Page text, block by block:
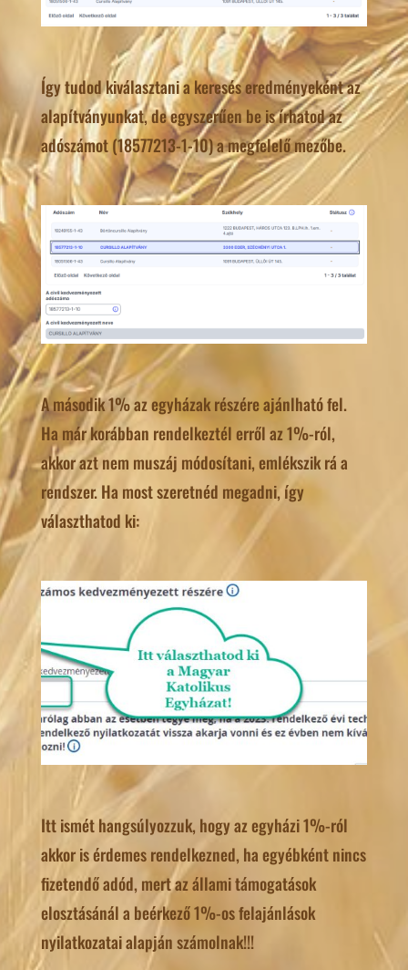
Így tudod kiválasztani a keresés eredményeként az
alapítványunkat, de egyszerűen be is írhatod az
adószámot (18577213-1-10) a megfelelő mezőbe.
A második 1% az egyházak részére ajánlható fel.
Ha már korábban rendelkeztél erről az 1%-ról,
akkor azt nem muszáj módosítani, emlékszik rá a
rendszer. Ha most szeretnéd megadni, így
választhatod ki:
Itt ismét hangsúlyozzuk, hogy az egyházi 1%-ról
akkor is érdemes rendelkezned, ha egyébként nincs
fizetendő adód, mert az állami támogatások
elosztásánál a beérkező 1%-os felajánlások
nyilatkozatai alapján számolnak!!!